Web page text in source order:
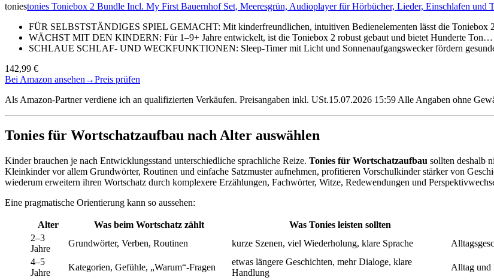
toniestonies Toniebox 2 Bundle Incl. My First Bauernhof Set, Meeresgrün, Audioplayer für Hörbücher, Lieder, Einschlafen und
FÜR SELBSTSTÄNDIGES SPIEL GEMACHT: Mit kinderfreundlichen, intuitiven Bedienelementen lässt die Toniebox
WÄCHST MIT DEN KINDERN: Für 1–9+ Jahre entwickelt, ist die Toniebox 2 robust gebaut und bietet Hunderte Ton…
SCHLAUE SCHLAF- UND WECKFUNKTIONEN: Sleep-Timer mit Licht und Sonnenaufgangswecker fördern
142,99 €
Bei Amazon ansehen →Preis prüfen
Als Amazon-Partner verdiene ich an qualifizierten Verkäufen. Preisangaben inkl. USt.15.07.2026 15:59 Alle Angaben ohne
Tonies für Wortschatzaufbau nach Alter auswählen
Kinder brauchen je nach Entwicklungsstand unterschiedliche sprachliche Reize. Tonies für Wortschatzaufbau sollten deshalb
Kleinkinder vor allem Grundwörter, Routinen und einfache Satzmuster aufnehmen, profitieren Vorschulkinder stärker von
wiederum erweitern ihren Wortschatz durch komplexere Erzählungen, Fachwörter, Witze, Redewendungen und
Eine pragmatische Orientierung kann so aussehen:
Alter Was beim Wortschatz zählt Was Tonies leisten sollten
2–3
Jahre
Grundwörter, Verben, Routinen kurze Szenen, viel Wiederholung, klare Sprache
4–5
Jahre
Kategorien, Gefühle, „Warum“-Fragen
etwas längere Geschichten, mehr Dialoge, klare
Handlung
Alltag und